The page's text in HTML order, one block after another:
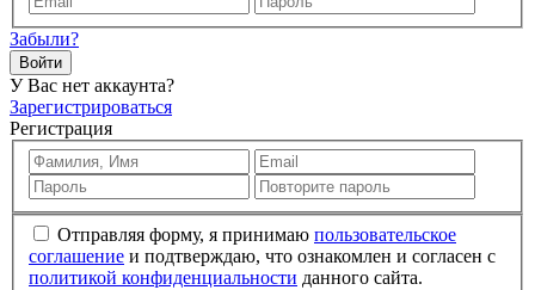
Забыли?
Войти
У Вас нет аккаунта?
Зарегистрироваться
Регистрация
Отправляя форму, я принимаю пользовательское
соглашение и подтверждаю, что ознакомлен и согласен с
политикой конфиденциальности данного сайта.